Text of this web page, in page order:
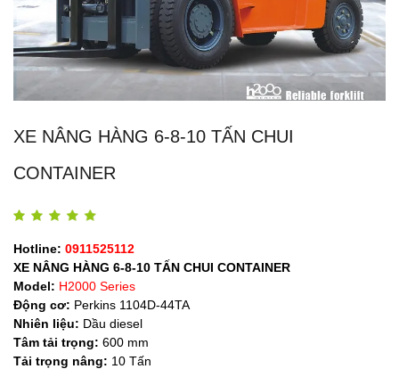
XE NÂNG HÀNG 6-8-10 TẤN CHUI
CONTAINER
Hotline: 0911525112
XE NÂNG HÀNG 6-8-10 TẤN CHUI CONTAINER
Model: H2000 Series
Động cơ: Perkins 1104D-44TA
Nhiên liệu: Dầu diesel
Tâm tải trọng: 600 mm
Tải trọng nâng: 10 Tấn